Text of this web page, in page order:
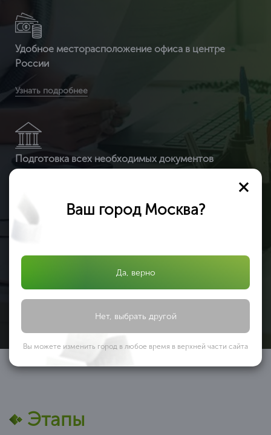
Удобное месторасположение офиса в центре
России
Вы получите бесплатную доставку сертификата и
приложенных к нему документов по всей России
Узнать подробнее
Подготовка всех необходимых документов
бланки (наша компания заказывает их на производстве, где
печатаются бланки под государств
Никаких доплат за услуги во время работы
Вы получаете сертификат ИСО по выгодным расценкам
(т.к. мы являемся федеральной компанией и можем
позволить себе не «задирать» цены) в среднем от
Этапы
Ваш город Москва?
Да, верно
Нет, выбрать другой
Вы можете изменить город в любое время в верхней части сайта